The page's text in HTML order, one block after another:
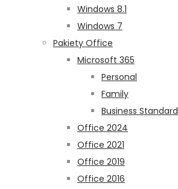
Windows 8.1
Windows 7
Pakiety Office
Microsoft 365
Personal
Family
Business Standard
Office 2024
Office 2021
Office 2019
Office 2016